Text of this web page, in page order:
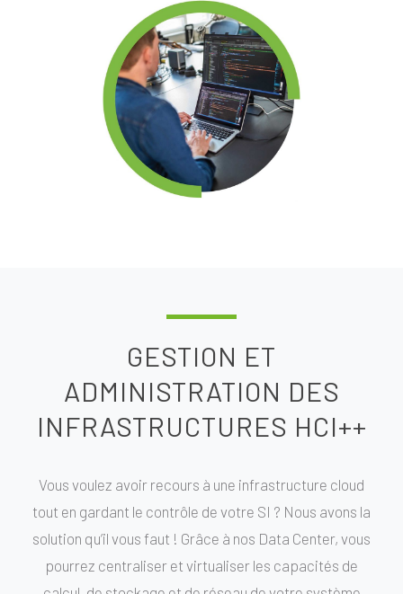
GESTION ET
ADMINISTRATION DES
INFRASTRUCTURES HCI++
Vous voulez avoir recours à une infrastructure cloud
tout en gardant le contrôle de votre SI ? Nous avons la
solution qu’il vous faut ! Grâce à nos Data Center, vous
pourrez centraliser et virtualiser les capacités de